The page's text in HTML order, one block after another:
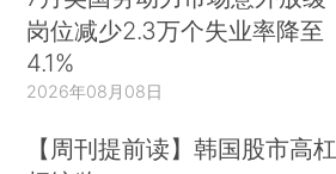
岗位减少2.3万个失业率降至
4.1%
2026年08月08日
【周刊提前读】韩国股市高杠